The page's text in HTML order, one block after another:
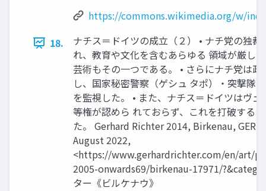
https://commons.wikimedia.org/w/
18.
ナチス＝ドイツの成立（２） • ナチ党の独
れ、教育や文化を含むあらゆる 領域が厳し
芸術もその一つである。 • さらにナチ党は
し、国家秘密警察（ゲシュ タポ）・突撃隊
を監視した。 • また、ナチス＝ドイツはヴ
等権が認めら れておらず、これを打破する
た。 Gerhard Richter 2014, Birkenau,
August 2022,
<https://www.gerhardrichter.com/en/art/
2005-onwards69/birkenau-17971/
ター《ビルケナウ》